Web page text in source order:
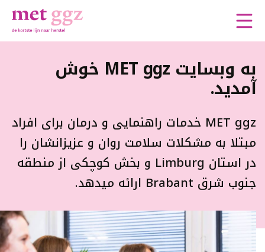
به وبسایت MET ggz خوش
آمدید.
MET ggz خدمات راهنمایی و درمان برای افراد
مبتلا به مشکلات سلامت روان و عزیزانشان را
در استان Limburg و بخش کوچکی از منطقه
جنوب شرق Brabant ارائه میدهد.